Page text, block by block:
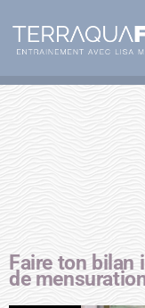
Faire ton
de